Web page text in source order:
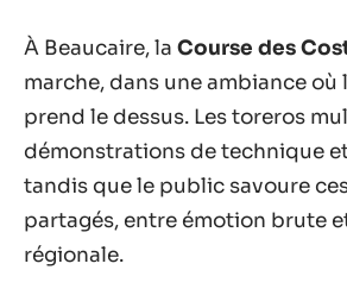
À Beaucaire, la Course des
marche, dans une ambiance
prend le dessus. Les toreros
démonstrations de technique
tandis que le public savoure
partagés, entre émotion brute
régionale.